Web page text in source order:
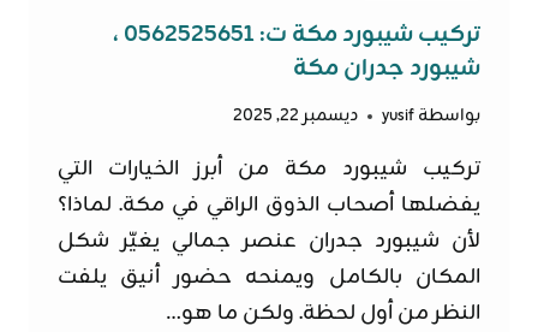
تركيب شيبورد مكة ت: 0562525651 ،
شيبورد جدران مكة
بواسطةyusif ديسمبر 22, 2025
تركيب شيبورد مكة من أبرز الخيارات التي
يفضلها أصحاب الذوق الراقي في مكة. لماذا؟
لأن شيبورد جدران عنصر جمالي يغيّر شكل
المكان بالكامل ويمنحه حضور أنيق يلفت
النظر من أول لحظة. ولكن ما هو…